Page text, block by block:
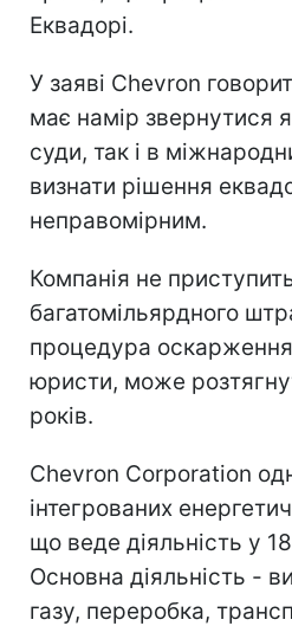
Еквадорі.
У заяві Chevron
має намір звернутися
суди, так і в
визнати рішення
неправомірним.
Компанія не
багатомільярдного
процедура
юристи, може
років.
Chevron Corporation
інтегрованих
що веде діяльність у
Основна діяльність -
газу, переробка,